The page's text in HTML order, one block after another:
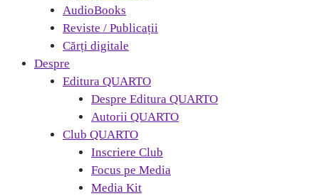
AudioBooks
Reviste / Publicații
Cărți digitale
Despre
Editura QUARTO
Despre Editura QUARTO
Autorii QUARTO
Club QUARTO
Inscriere Club
Focus pe Media
Media Kit